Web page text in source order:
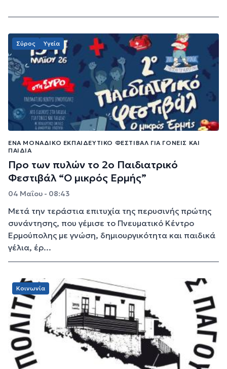
Σύρος Υγεία
ΈΝΑ ΜΟΝΑΔΙΚΌ ΕΚΠΑΙΔΕΥΤΙΚΌ ΦΕΣΤΙΒΆΛ ΓΙΑ ΓΟΝΕΊΣ ΚΑΙ
ΠΑΙΔΙΆ
Προ των πυλών το 2ο Παιδιατρικό
Φεστιβάλ “Ο μικρός Ερμής”
04 Μαΐου - 08:43
Μετά την τεράστια επιτυχία της περυσινής πρώτης
συνάντησης, που γέμισε το Πνευματικό Κέντρο
Ερμούπολης με γνώση, δημιουργικότητα και παιδικά
γέλια, έρ...
Κοινωνία